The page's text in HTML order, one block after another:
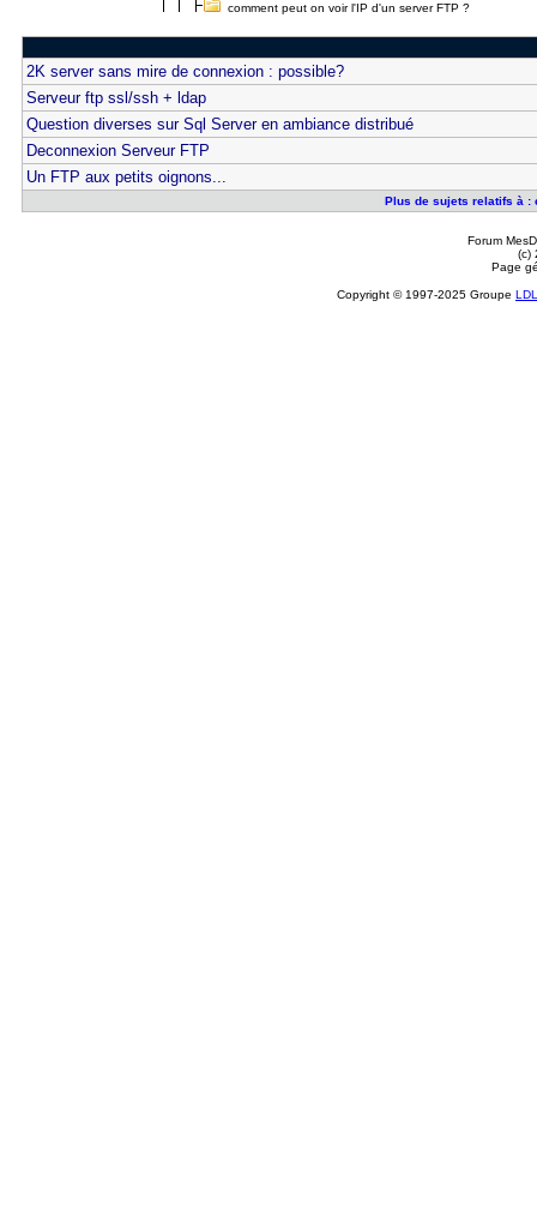
comment peut on voir l'IP d'un server FTP ?
2K server sans mire de connexion : possible?
Serveur ftp ssl/ssh + ldap
Question diverses sur Sql Server en ambiance distribué
Deconnexion Serveur FTP
Un FTP aux petits oignons...
Plus de sujets relatifs à :
Forum
(c)
Page
Copyright © 1997-2025 Groupe